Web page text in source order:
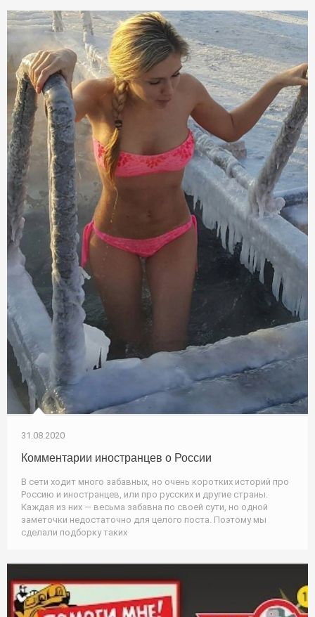
31.08.2020
Комментарии иностранцев о России
В сети ходит много забавных, но очень коротких историй про
Россию и иностранцев, или про русских и другие страны.
Каждая из них — весьма забавна по своей сути, но одной
заметочки недостаточно для целого поста. Поэтому мы
сделали подборку таких